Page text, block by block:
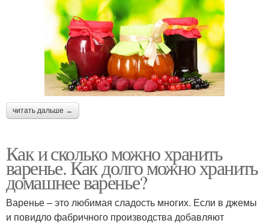
читать дальше →
Как и сколько можно хранить
варенье. Как долго можно хранить
домашнее варенье?
Варенье – это любимая сладость многих. Если в джемы
и повидло фабричного производства добавляют